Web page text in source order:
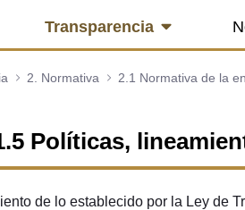
Transparencia
2. Normativa 2.1 Normativa de la
Políticas,
de lo establecido por la Ley de